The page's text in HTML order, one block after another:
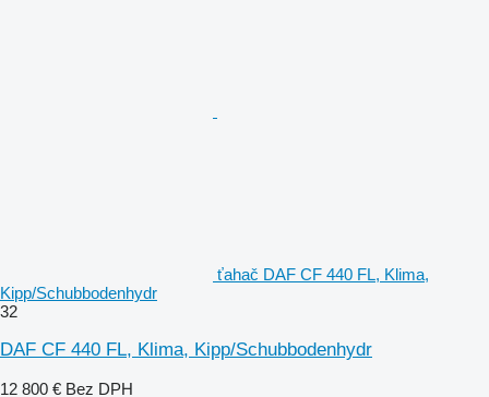
ťahač DAF CF 440 FL, Klima,
Kipp/Schubbodenhydr
32
DAF CF 440 FL, Klima, Kipp/Schubbodenhydr
12 800 € Bez DPH